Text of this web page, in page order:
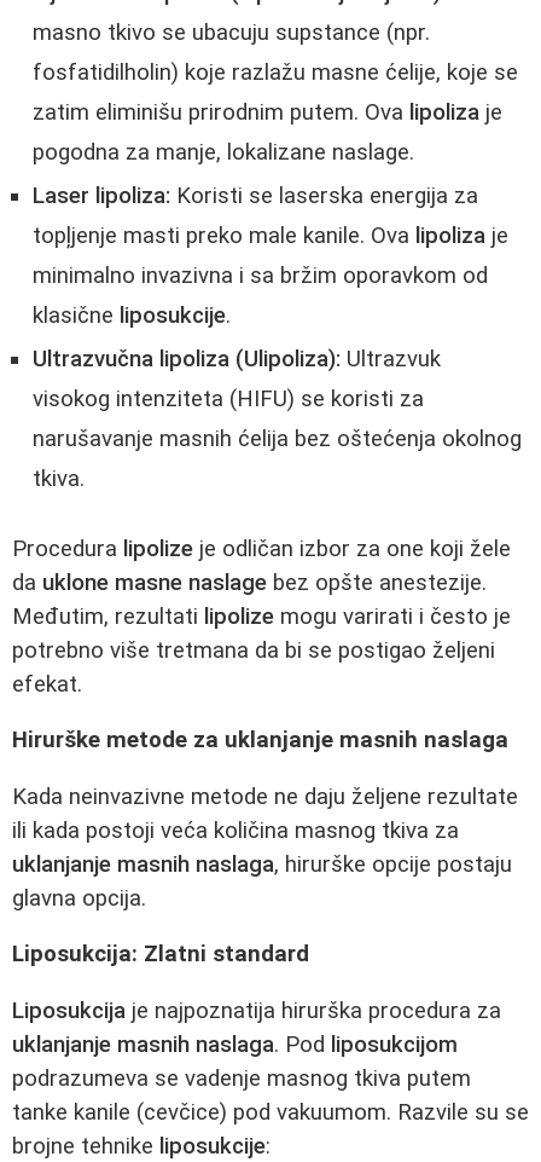
masno tkivo se ubacuju supstance (npr.
fosfatidilholin) koje razlažu masne ćelije, koje se
zatim eliminišu prirodnim putem. Ova lipoliza je
pogodna za manje, lokalizane naslage.
Laser lipoliza: Koristi se laserska energija za
topļjenje masti preko male kanile. Ova lipoliza je
minimalno invazivna i sa bržim oporavkom od
klasične liposukcije.
Ultrazvučna lipoliza (Ulipoliza): Ultrazvuk
visokog intenziteta (HIFU) se koristi za
narušavanje masnih ćelija bez oštećenja okolnog
tkiva.
Procedura lipolize je odličan izbor za one koji žele
da uklone masne naslage bez opšte anestezije.
Međutim, rezultati lipolize mogu varirati i često je
potrebno više tretmana da bi se postigao željeni
efekat.
Hirurške metode za uklanjanje masnih naslaga
Kada neinvazivne metode ne daju željene rezultate
ili kada postoji veća količina masnog tkiva za
uklanjanje masnih naslaga, hirurške opcije postaju
glavna opcija.
Liposukcija: Zlatni standard
Liposukcija je najpoznatija hirurška procedura za
uklanjanje masnih naslaga. Pod liposukcijom
podrazumeva se vadenje masnog tkiva putem
tanke kanile (cevčice) pod vakuumom. Razvile su se
brojne tehnike liposukcije: